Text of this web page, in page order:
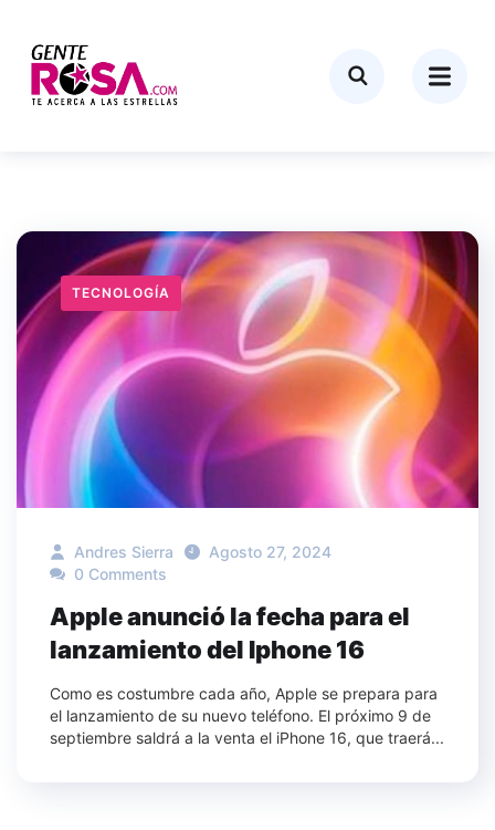
TECNOLOGÍA
Andres Sierra
Agosto 27, 2024
0 Comments
Apple anunció la fecha para el
lanzamiento del Iphone 16
Como es costumbre cada año, Apple se prepara para
el lanzamiento de su nuevo teléfono. El próximo 9 de
septiembre saldrá a la venta el iPhone 16, que traerá...